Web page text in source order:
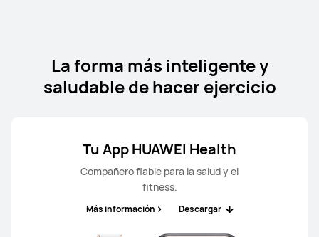
La forma más inteligente y
saludable de hacer ejercicio
Tu App HUAWEI Health
Compañero fiable para la salud y el
fitness.
Más información Descargar